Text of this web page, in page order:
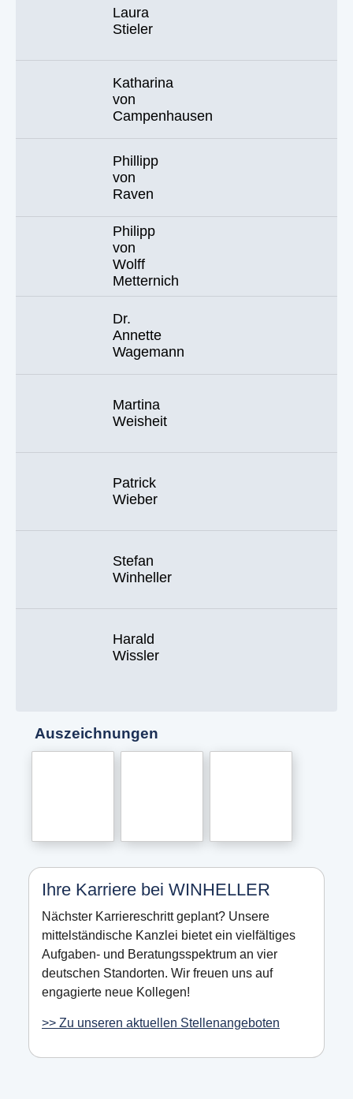
Laura
Stieler
Katharina
von
Campenhausen
Phillipp
von
Raven
Philipp
von
Wolff
Metternich
Dr.
Annette
Wagemann
Martina
Weisheit
Patrick
Wieber
Stefan
Winheller
Harald
Wissler
Auszeichnungen
Ihre Karriere bei WINHELLER
Nächster Karriereschritt geplant? Unsere
mittelständische Kanzlei bietet ein vielfältiges
Aufgaben- und Beratungsspektrum an vier
deutschen Standorten. Wir freuen uns auf
engagierte neue Kollegen!
>> Zu unseren aktuellen Stellenangeboten